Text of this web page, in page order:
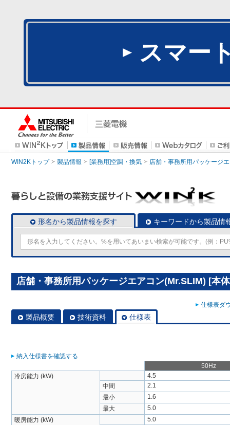
スマー
WIN2Kトップ 製品情報 [業務用]空調・換気 店舗・事務所用パッケージ
形名から製品情報を探す キーワードから製品情
店舗・事務所用パッケージエアコン(Mr.SLIM) [本
仕様表ダ
製品概要 技術資料 仕様表
納入仕様書を確認する
50Hz
冷房能力 (kW)
4.5
中間
2.1
最小
1.6
最大
5.0
暖房能力 (kW)
5.0